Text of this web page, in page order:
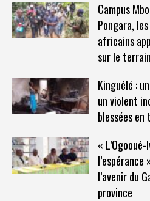
Campus
Pongara,
africains
sur le terrain
Kinguélé :
un violent
blessées
«
l’avenir du
province